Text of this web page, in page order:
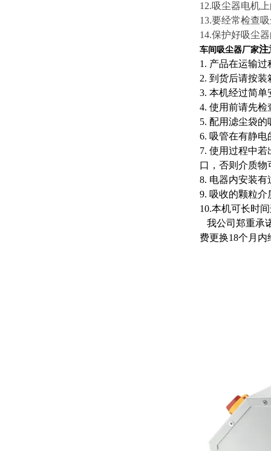
12.吸尘器电机
13.要经常检查
14.保护好吸尘
车间吸尘器厂家注
1. 产品在运输
2. 到货后请按
3. 本机经过简
4. 使用前请先
5. 配用滤尘袋
6. 吸管在有静
7. 使用过程中
口，否则介质物
8. 电器内安装
9. 吸收的颗粒介
10.本机可长时
我公司郑重承
费更换18个月